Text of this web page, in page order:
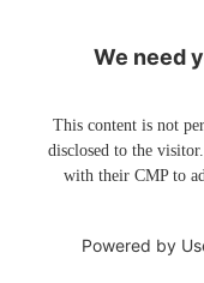
We need
This content is not
disclosed to the
with their CMP to
Powered by